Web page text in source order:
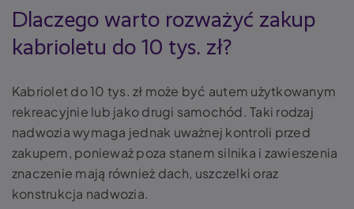
Dlaczego warto rozważyć zakup
kabrioletu do 10 tys. zł?
Kabriolet do 10 tys. zł może być autem użytkowanym
rekreacyjnie lub jako drugi samochód. Taki rodzaj
nadwozia wymaga jednak uważnej kontroli przed
zakupem, ponieważ poza stanem silnika i zawieszenia
znaczenie mają również dach, uszczelki oraz
konstrukcja nadwozia.